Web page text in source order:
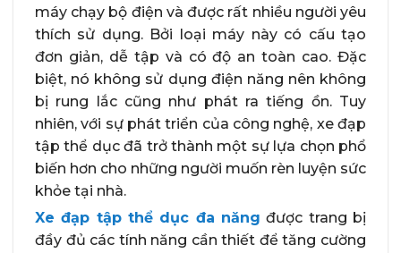
máy chạy bộ điện và được rất nhiều người yêu
thích sử dụng. Bởi loại máy này có cấu tạo
đơn giản, dễ tập và có độ an toàn cao. Đặc
biệt, nó không sử dụng điện năng nên không
bị rung lắc cũng như phát ra tiếng ồn. Tuy
nhiên, với sự phát triển của công nghệ, xe đạp
tập thể dục đã trở thành một sự lựa chọn phổ
biến hơn cho những người muốn rèn luyện sức
khỏe tại nhà.
Xe đạp tập thể dục đa năng được trang bị
đầy đủ các tính năng cần thiết để tăng cường